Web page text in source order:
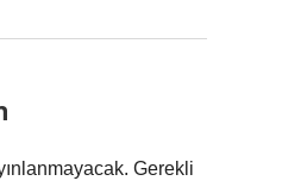
Gerekli